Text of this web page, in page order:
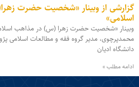
گزارشی از وبینار «شخصیت حضرت
اسلامی»
وبینار «شخصیت حضرت زهرا (س) در مذاهب
محمد‌پرچوی، مدیر گروه فقه و مطالعات اسلامی
دانشگاه ادیان
ادامه مطلب »